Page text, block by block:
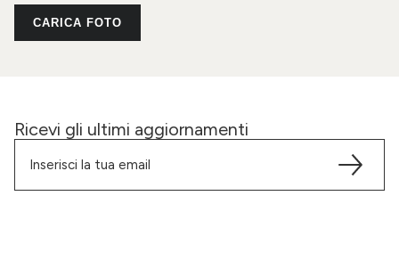
CARICA FOTO
Ricevi gli ultimi aggiornamenti